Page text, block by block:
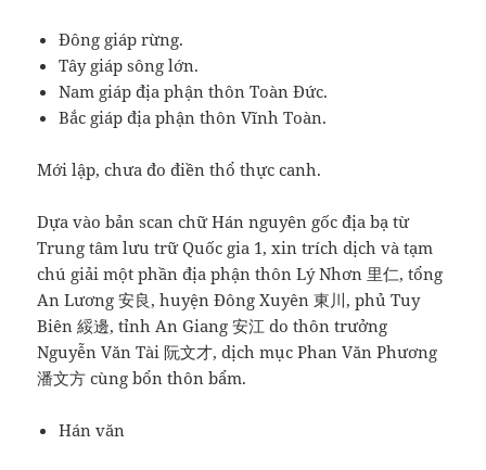
Đông giáp rừng.
Tây giáp sông lớn.
Nam giáp địa phận thôn Toàn Đức.
Bắc giáp địa phận thôn Vĩnh Toàn.
Mới lập, chưa đo điền thổ thực canh.
Dựa vào bản scan chữ Hán nguyên gốc địa bạ từ
Trung tâm lưu trữ Quốc gia 1, xin trích dịch và tạm
chú giải một phần địa phận thôn Lý Nhơn 里仁, tổng
An Lương 安良, huyện Đông Xuyên 東川, phủ Tuy
Biên 綏邊, tỉnh An Giang 安江 do thôn trưởng
Nguyễn Văn Tài 阮文才, dịch mục Phan Văn Phương
潘文方 cùng bổn thôn bẩm.
Hán văn